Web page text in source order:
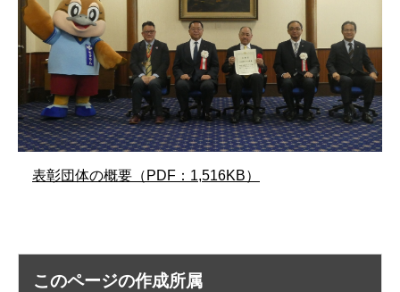
表彰団体の概要（PDF：1,516KB）
このページの作成所属